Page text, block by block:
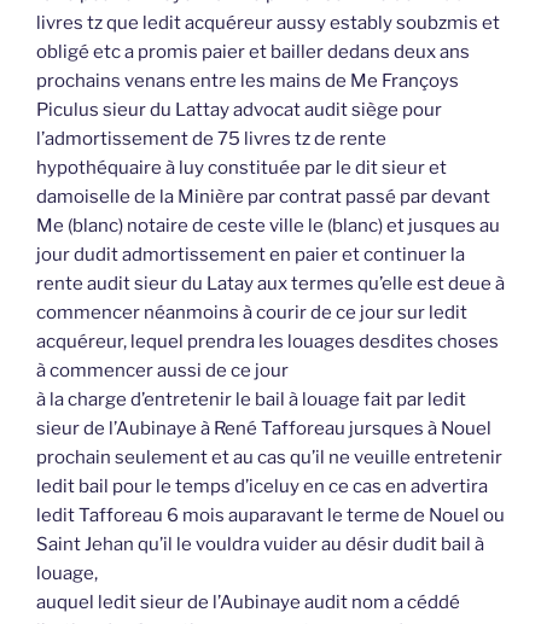
livres tz que ledit acquéreur aussy estably soubzmis et
obligé etc a promis paier et bailler dedans deux ans
prochains venans entre les mains de Me Françoys
Piculus sieur du Lattay advocat audit siège pour
l’admortissement de 75 livres tz de rente
hypothéquaire à luy constituée par le dit sieur et
damoiselle de la Minière par contrat passé par devant
Me (blanc) notaire de ceste ville le (blanc) et jusques au
jour dudit admortissement en paier et continuer la
rente audit sieur du Latay aux termes qu’elle est deue à
commencer néanmoins à courir de ce jour sur ledit
acquéreur, lequel prendra les louages desdites choses
à commencer aussi de ce jour
à la charge d’entretenir le bail à louage fait par ledit
sieur de l’Aubinaye à René Tafforeau jursques à Nouel
prochain seulement et au cas qu’il ne veuille entretenir
ledit bail pour le temps d’iceluy en ce cas en advertira
ledit Tafforeau 6 mois auparavant le terme de Nouel ou
Saint Jehan qu’il le vouldra vuider au désir dudit bail à
louage,
auquel ledit sieur de l’Aubinaye audit nom a céddé